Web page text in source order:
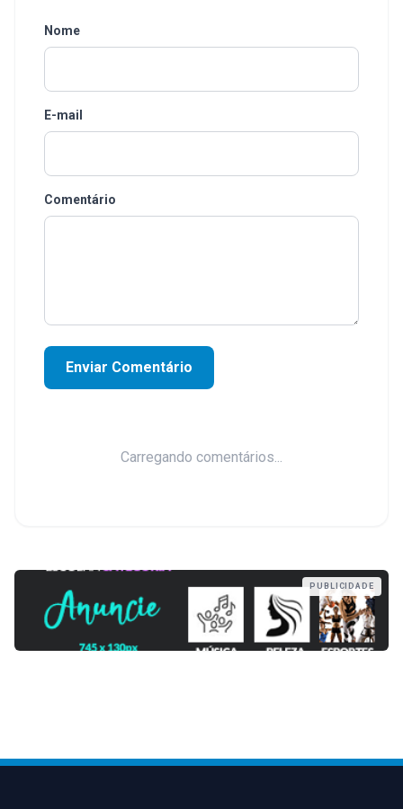
Nome
E-mail
Comentário
Enviar Comentário
Carregando comentários...
PUBLICIDADE